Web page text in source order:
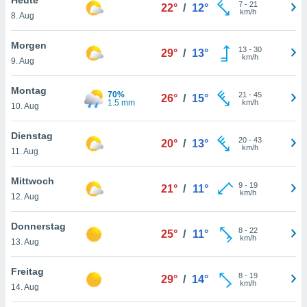
oder
Partner
es uns
das
der
Profil zu
Ihnen
finden
. Sie
jederzeit
Rand
8. Aug
22° / 12° 7- 21
km/h
Morgen
9. Aug
29° / 13° 13- 30
km/h
Montag
10. Aug
70%
1.5 mm
26° / 15° 21 - 45
km/h
Dienstag
11. Aug
20° / 13° 20- 43
km/h
Mittwoch
12. Aug
21° / 11° 9- 19
km/h
Donnerstag
13. Aug
25° / 11° 8- 22
km/h
Freitag
14. Aug
29° / 14° 8- 19
km/h